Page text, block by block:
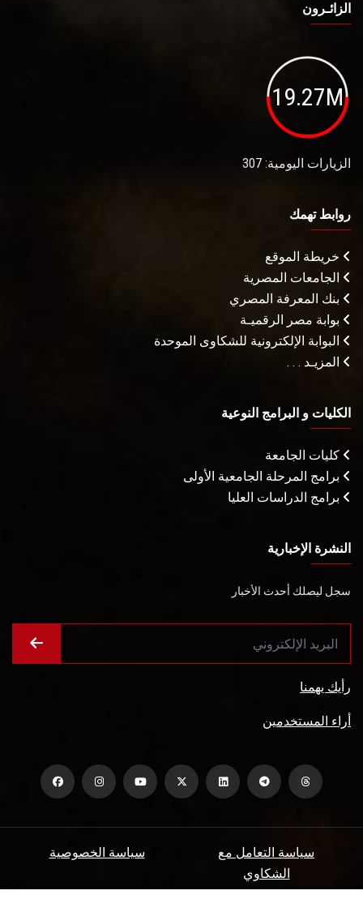
الزائـرون
19.27M
الزيارات اليومية: 307
روابط تهمك
خريطة الموقع
الجامعات المصرية
بنك المعرفة المصري
بوابة مصر الرقميـة
البوابة الإلكترونية للشكاوى الموحدة
المزيـد . . .
الكليات و البرامج النوعية
كليات الجامعة
برامج المرحلة الجامعية الأولى
برامج الدراسات العليا
النشرة الإخبارية
سجل ليصلك أحدث الأخبار
رأيك يهمنا
أراء المستخدمين
سياسة الخصوصية
سياسة التعامل مع
الشكاوي